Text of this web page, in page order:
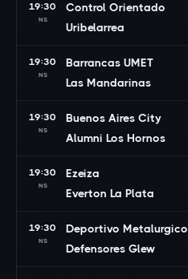
19:30
NS
Control Orientado
Uribelarrea
19:30
NS
Barrancas UMET
Las Mandarinas
19:30
NS
Buenos Aires City
Alumni Los Hornos
19:30
NS
Ezeiza
Everton La Plata
19:30
NS
Deportivo Metalurgico
Defensores Glew